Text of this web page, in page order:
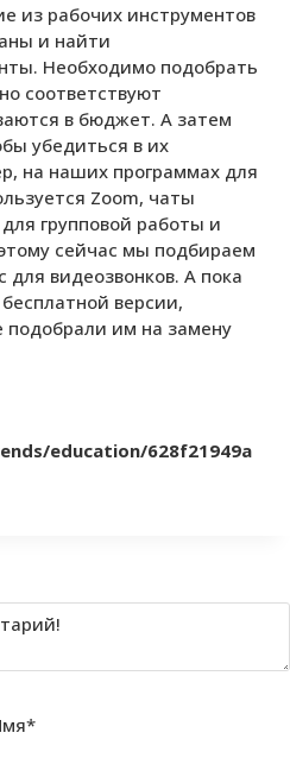
из рабочих инструментов
и найти
Необходимо подобрать
соответствуют
в бюджет. А затем
убедиться в их
на наших программах для
Zoom, чаты
групповой работы и
сейчас мы подбираем
видеозвонков. А пока
версии,
подобрали им на замену
education/628f21949a